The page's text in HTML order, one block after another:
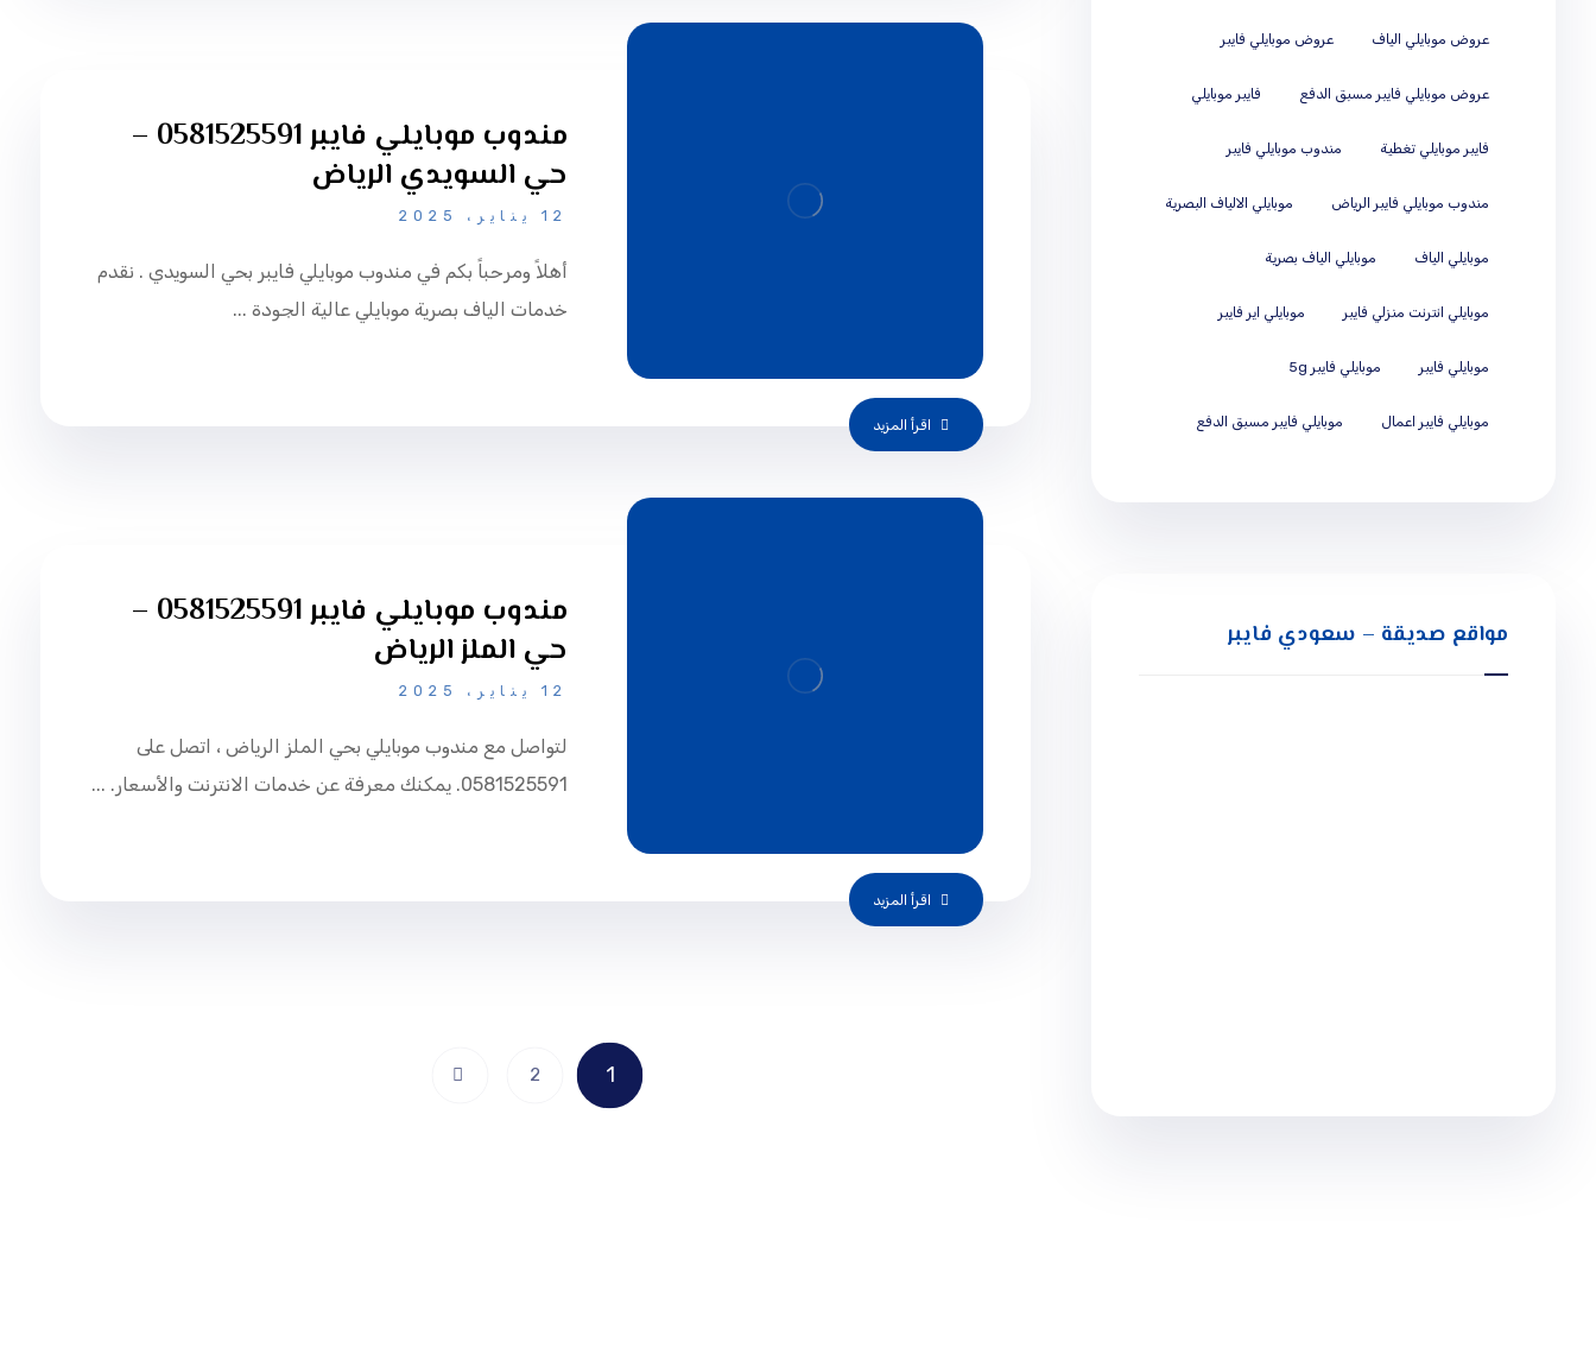
مندوب موبايلي فايبر 0581525591 –
حي السويدي الرياض
12 يناير، 2025
أهلاً ومرحباً بكم في مندوب موبايلي فايبر بحي السويدي . نقدم
خدمات الياف بصرية موبايلي عالية الجودة ...
اقرأ المزيد
مندوب موبايلي فايبر 0581525591 –
حي الملز الرياض
12 يناير، 2025
لتواصل مع مندوب موبايلي بحي الملز الرياض ، اتصل على
0581525591. يمكنك معرفة عن خدمات الانترنت والأسعار. ...
اقرأ المزيد
1
2
عروض موبايلي الياف عروض موبايلي فايبر
عروض موبايلي فايبر مسبق الدفع فايبر موبايلي
فايبر موبايلي تغطية مندوب موبايلي فايبر
مندوب موبايلي فايبر الرياض موبايلي الالياف البصرية
موبايلي الياف موبايلي الياف بصرية
موبايلي انترنت منزلي فايبر موبايلي اير فايبر
موبايلي فايبر موبايلي فايبر 5g
موبايلي فايبر اعمال موبايلي فايبر مسبق الدفع
مواقع صديقة – سعودي فايبر